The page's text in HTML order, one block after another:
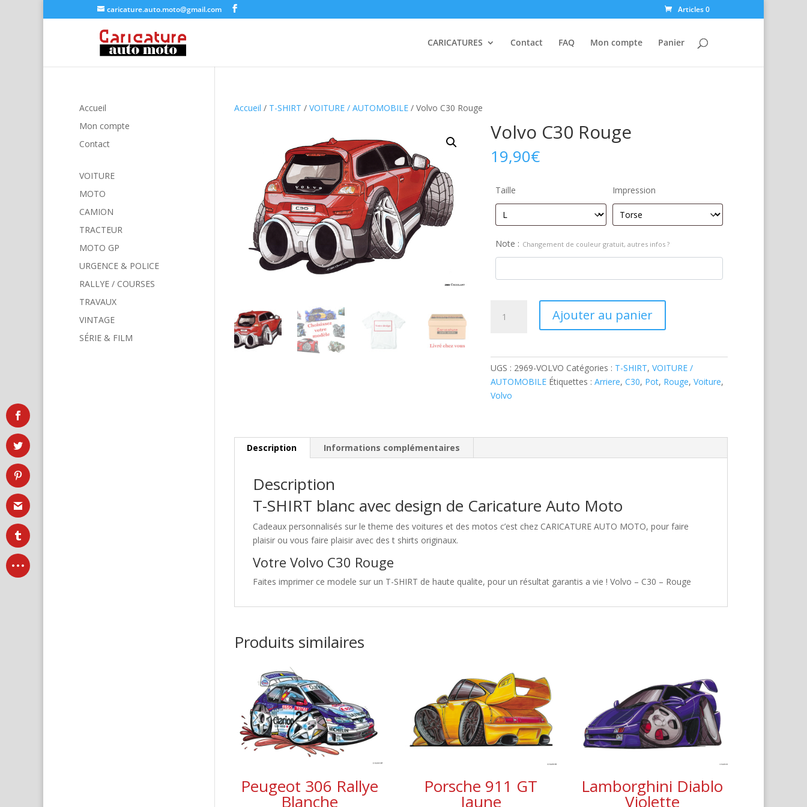
caricature.auto.moto@gmail.com Articles 0
CARICATURES Contact FAQ Mon compte Panier
Accueil / T-SHIRT / VOITURE / AUTOMOBILE/ Volvo C30 Rouge
Volvo C30 Rouge
19,90€
Taille Impression
Note : Changement de couleur gratuit, autres infos ?
Ajouter au panier
UGS : 2969-VOLVO Catégories : T-SHIRT,VOITURE /
AUTOMOBILE Étiquettes :Arriere,C30, Pot, Rouge,Voiture,
Volvo
Description Informations complémentaires
Description
T-SHIRT blanc avec design de Caricature Auto Moto
Cadeaux personnalisés sur le theme des voitures et des motos c’est chez CARICATURE AUTO MOTO, pour faire
plaisir ou vous faire plaisir avec des t shirts originaux.
Votre Volvo C30 Rouge
Faites imprimer ce modele sur un T-SHIRT de haute qualite, pour un résultat garantis a vie ! Volvo – C30 – Rouge
Produits similaires
Peugeot 306 Rallye
Blanche
Porsche 911 GT
Jaune
Lamborghini Diablo
Violette
Accueil
Mon compte
Contact
VOITURE
MOTO
CAMION
TRACTEUR
MOTO GP
URGENCE & POLICE
RALLYE / COURSES
TRAVAUX
VINTAGE
SÉRIE & FILM